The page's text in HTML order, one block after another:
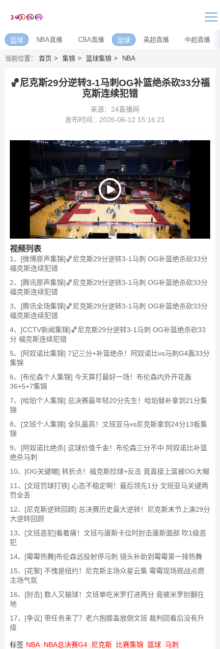
篮球 NBA直播 CBA直播 足球 英超直播 中超直播
当前位置： 首页 集锦 篮球集锦 NBA
🏀尼克斯29分逆转3-1马刺OG补篮绝杀砍33分福
克斯连续犯错
来源：24直播网
发布时间：2026-06-12 15:16:21
视频列表
1、[微博原声集锦]🏀尼克斯29分逆转3-1马刺 OG补篮绝杀砍33分
福克斯连续犯错
2、[腾讯原声集锦]🏀尼克斯29分逆转3-1马刺 OG补篮绝杀砍33分
福克斯连续犯错
3、[腾讯全场集锦]🏀尼克斯29分逆转3-1马刺 OG补篮绝杀砍33分
福克斯连续犯错
4、[CCTV新闻集锦]🏀尼克斯29分逆转3-1马刺 OG补篮绝杀砍33
分 福克斯连续犯错
5、[阿奴诺比集锦] 7记三分+补篮绝杀！阿奴诺比vs马刺G4轰33分
集锦
6、[布伦森个人集锦] 今天算打最好一场！布伦森内外开花轰
36+5+7集锦
7、[哈珀个人集锦] 总决赛最年轻20分先生！哈珀替补拿到21分集
锦
8、[文班个人集锦] 全队最高！文班亚马vs尼克斯拿到24分13板集
锦
9、[阿奴诺比绝杀] 这球价值千金！布伦森三分不中 阿奴诺比补篮
绝杀马刺
10、[OG关键帽] 转折点！福克斯捡球+反击 竟直接上篮被OG大帽
11、[文班罚球打铁] 心态不稳定啊！最后领先1分 文班亚马关键两
罚全丢
12、[尼克斯逆转回顾] 总决赛历史最大逆转！尼克斯末节上演29分
大逆转回顾
13、[文班恶犯]看着痛！文班与唐斯卡位时肘击唐斯面部 吹1级恶
犯
14、[霉霉热舞]布伦森远投射停马刺 镜头补助到霉霉第一排热舞
15、[花絮] 不愧是纽约！尼克斯主场众星云集 霉霉现场观战点燃
主场气氛
16、[肘击] 数人又输球！文班单吃米罗打进两分 竟被米罗肘翻在
地
17、[争议] 带任务来了？老六抱膝盖放倒文班 裁判回看后没有升
级
标签 NBA NBA总决赛G4 尼克斯 比赛集锦 篮球 马刺